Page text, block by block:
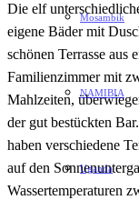
Mosambik
NAMIBIA
Uganda
Die elf
eigene Bäder mit
schönen Terrasse aus
Familienzimmer mit
Mahlzeiten,
der gut bestückten
haben verschiedene
auf den
Wassertemperaturen